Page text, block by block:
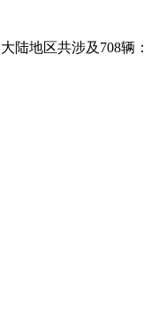
陆地区共涉及708辆：